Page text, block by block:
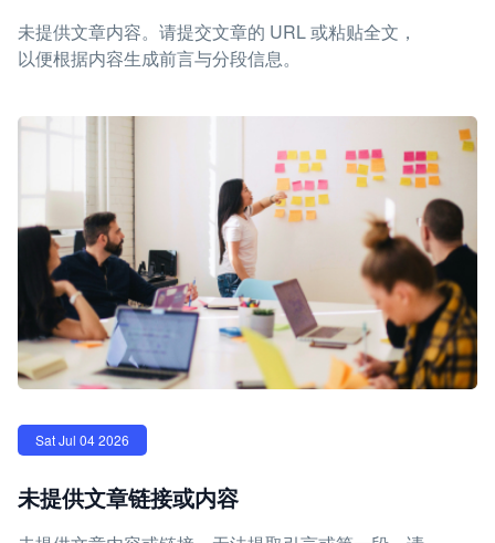
未提供文章内容。请提交文章的 URL 或粘贴全文，
以便根据内容生成前言与分段信息。
Sat Jul 04 2026
未提供文章链接或内容